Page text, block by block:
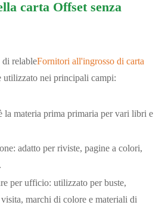
carta Offset senza
di relableFornitori all'ingrosso di carta
utilizzato nei principali campi:
la materia prima primaria per vari libri e
adatto per riviste, pagine a colori,
per ufficio: utilizzato per buste,
marchi di colore e materiali di